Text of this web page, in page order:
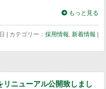
もっと見る
| カテゴリー： 採用情報, 新着情報
リニューアル公開致しまし